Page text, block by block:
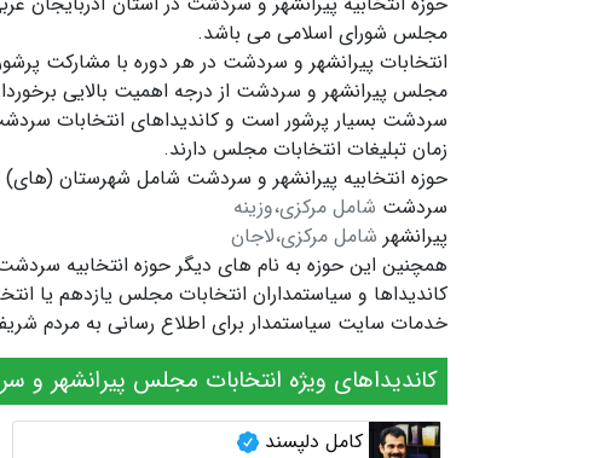
مجلس شورای اسلامی می باشد.
انتخابات پیرانشهر و سردشت در هر دوره با مشارکت
مجلس پیرانشهر و سردشت از درجه اهمیت بالایی
سردشت بسیار پرشور است و کاندیداهای انتخابات
زمان تبلیغات انتخابات مجلس دارند.
حوزه انتخابیه پیرانشهر و سردشت شامل شهرستان (های)
سردشت شامل مرکزی،وزینه
پیرانشهر شامل مرکزی،لاجان
همچنین این حوزه به نام های دیگر حوزه انتخابیه
خدمات سایت سیاستمدار برای اطلاع رسانی به مردم شریف
کاندیداهای ویژه انتخابات مجلس پیرانشهر و
کامل دلپسند